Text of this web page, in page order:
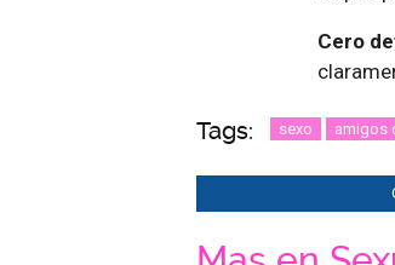
Cero
Tags: sexo amigos